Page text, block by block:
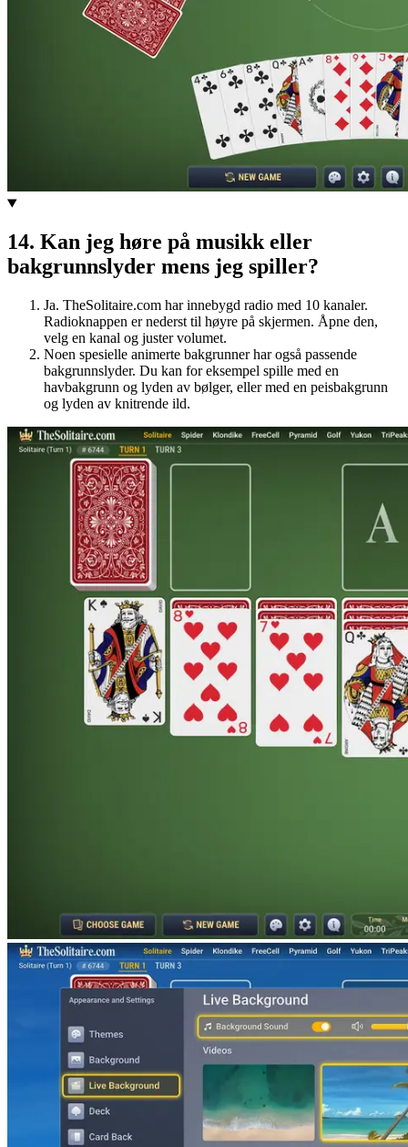
14. Kan jeg høre på musikk eller
bakgrunnslyder mens jeg spiller?
Ja. TheSolitaire.com har innebygd radio med 10 kanaler.
Radioknappen er nederst til høyre på skjermen. Åpne den,
velg en kanal og juster volumet.
Noen spesielle animerte bakgrunner har også passende
bakgrunnslyder. Du kan for eksempel spille med en
havbakgrunn og lyden av bølger, eller med en peisbakgrunn
og lyden av knitrende ild.